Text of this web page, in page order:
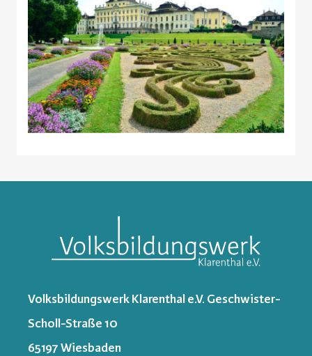
Volksbildungswerk Klarenthal e.V. Geschwister-
Scholl-Straße 10
65197 Wiesbaden